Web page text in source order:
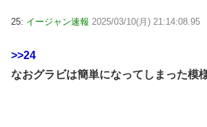
25: イージャン速報 2025/03/10(月) 21:14:08.95
>>24
なおグラビは簡単になってしまった模